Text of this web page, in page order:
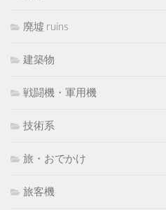
廃墟 ruins
建築物
戦闘機・軍用機
技術系
旅・おでかけ
旅客機